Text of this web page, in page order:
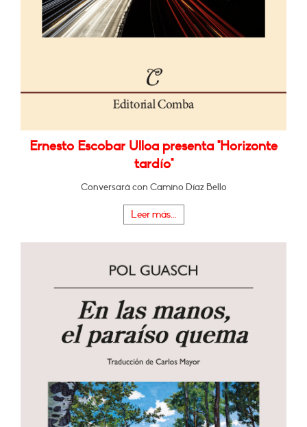
Ernesto Escobar Ulloa presenta "Horizonte
tardío"
Conversará con Camino Díaz Bello
Leer más...